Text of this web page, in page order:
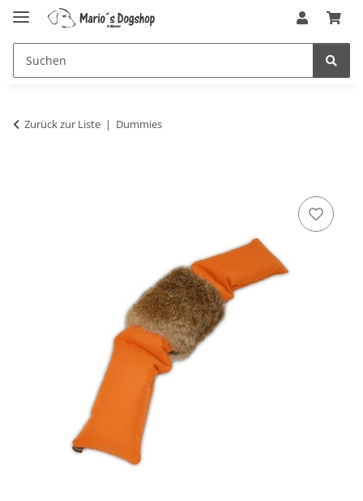
Zurück zur Liste Dummies